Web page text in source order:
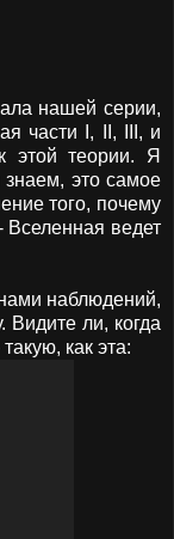
нашей серии,
части I, II, III, и
этой теории. Я
это самое
того, почему
Вселенная ведет
наблюдений,
Видите ли, когда
как эта: